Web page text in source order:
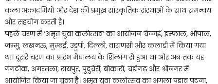
कला अकादमियों और देश की प्रमुख सांस्कृतिक संस्थाओं के साथ समन्वय
और सहयोग करती है।
पहले चरण में ‘अमृत युवा कलोत्सव’ का आयोजन चेन्नई, इम्फाल, भोपाल,
जम्मू, लखनऊ, मुम्बई, उडुपी, दिल्ली, वाराणसी और कलाडी में किया गया
था। दूसरे चरण का प्रारंभ मेघालय के शिलांग से हुआ था और अब तक यह
गंगटोक, अगरतला, रायपुर, पुदुचेरी, बोकारो, चंडीगढ़ और श्रीनगर में
आयोजित किया जा चुका है। अमृत युवा कलोत्सव का अगला पड़ाव पटना,